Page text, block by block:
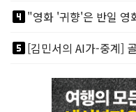
looks_4"영화 '귀향'은 반일 영
looks_5